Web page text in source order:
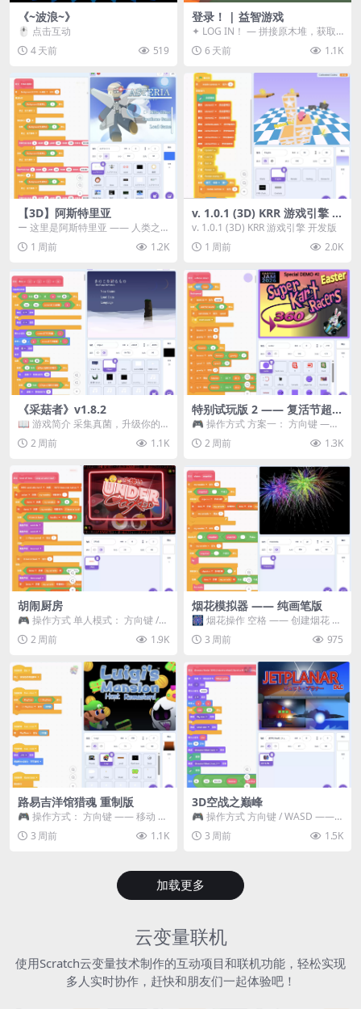
《~波浪~》
🖱️ 点击互动
4 天前
519
登录！ | 益智游戏
✦ LOG IN！ — 拼接原木堆，获取
分数！ ᑕ☲◎ ᑕ☲◎ ᑕ☲◎ ᑕ☲◎ ...
6 天前 1.1K
【3D】阿斯特里亚
ー 这里是阿斯特里亚 —— 人类之
罪与未来希望交汇之地 📖 游戏简
介 《阿斯特里...
1 周前 1.2K
v. 1.0.1 (3D) KRR 游戏引擎 开
发版
v. 1.0.1 (3D) KRR 游戏引擎 开发版
1 周前
2.0K
《采菇者》v1.8.2
📖 游戏简介 采集真菌，升级你的
机体，并前往未知领域探索。 这是
一款静谧的探索冒...
2 周前 1.1K
特别试玩版 2 —— 复活节超级
卡丁车赛
🎮 操作方式 方案一： 方向键 ——
移动 Z —— 跳跃 / 漂移 方案二： ...
2 周前 1.3K
胡闹厨房
🎮 操作方式 单人模式： 方向键 /
WASD —— 移动 Z / K —— 抓...
2 周前 1.9K
烟花模拟器 —— 纯画笔版
🎆 烟花操作 空格 —— 创建烟花 1
~ 3 —— 切换烟花类型 普通烟花
嘶...3 周前 975
路易吉洋馆猎魂 重制版
🎮 操作方式： 方向键 —— 移动 &
跳跃 空格 —— 打开宝箱 将你...
3 周前 1.1K
3D空战之巅峰
🎮 操作方式 方向键 / WASD ——
移动 Z / K —— 射击 / 攻击...
3 周前 1.5K
加载更多
云变量联机
使用Scratch云变量技术制作的互动项目和联机功能，轻松实现
多人实时协作，赶快和朋友们一起体验吧！